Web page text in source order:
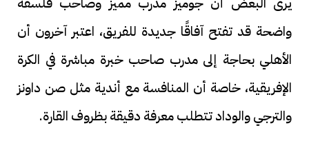
واضحة قد تفتح آفاقًا جديدة للفريق، اعتبر آخرون أن
الأهلي بحاجة إلى مدرب صاحب خبرة مباشرة في الكرة
الإفريقية، خاصة أن المنافسة مع أندية مثل صن داونز
والترجي والوداد تتطلب معرفة دقيقة بظروف القارة.